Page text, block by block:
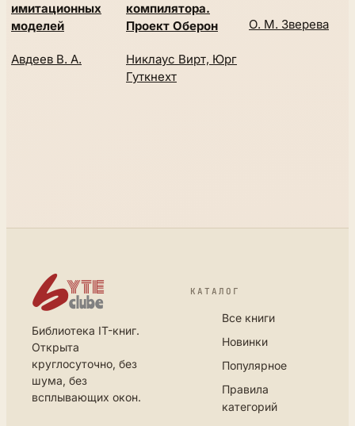
имитационных
моделей
Авдеев В. А.
компилятора.
Проект Оберон
Никлаус Вирт, Юрг
Гуткнехт
О. М. Зверева
Библиотека IT-книг.
Открыта
круглосуточно, без
шума, без
всплывающих окон.
КАТАЛОГ
Все книги
Новинки
Популярное
Правила
категорий